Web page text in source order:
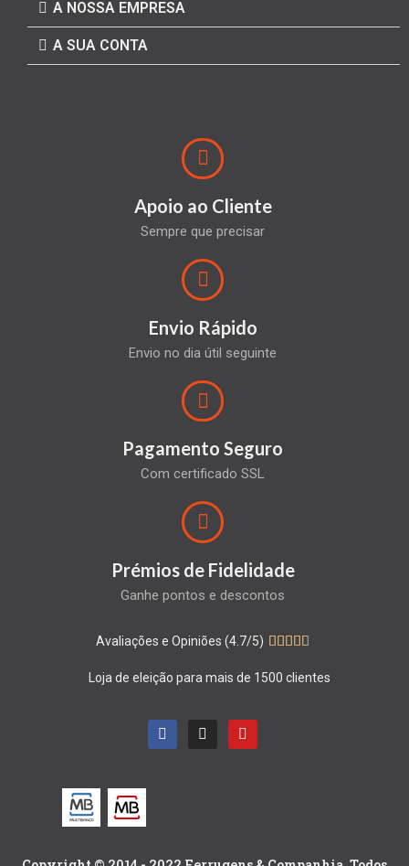
A NOSSA EMPRESA
A SUA CONTA
Apoio ao Cliente
Sempre que precisar
Envio Rápido
Envio no dia útil seguinte
Pagamento Seguro
Com certificado SSL
Prémios de Fidelidade
Ganhe pontos e descontos
Avaliações e Opiniões (4.7/5)     
Loja de eleição para mais de 1500 clientes